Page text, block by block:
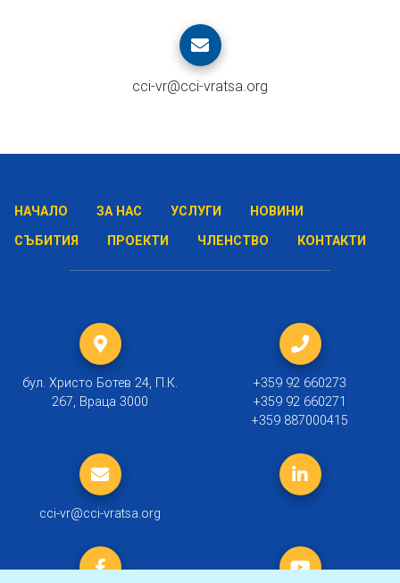
cci-vr@cci-vratsa.org
НАЧАЛО ЗА НАС УСЛУГИ
НОВИНИ
СЪБИТИЯ
ПРОЕКТИ ЧЛЕНСТВО КОНТАКТИ
бул. Христо Ботев 24, П.К.
267, Враца 3000
+359 92 660273
+359 92 660271
+359 887000415
cci-vr@cci-vratsa.org